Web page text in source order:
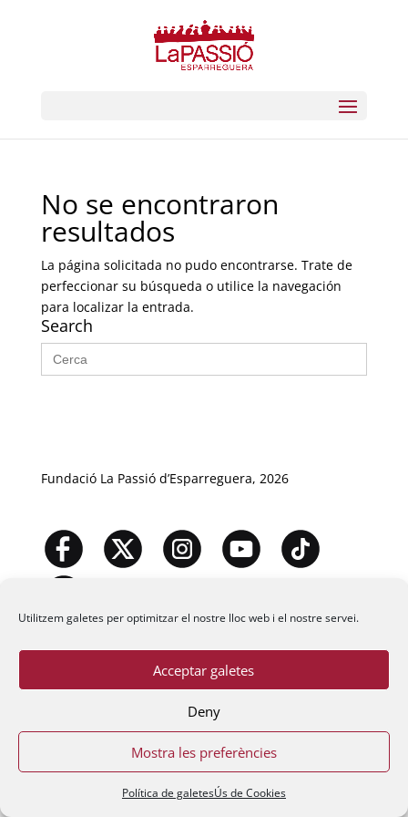
Utilitzem galetes per optimitzar el nostre lloc web i el nostre servei.
Acceptar galetes
Deny
Mostra les preferències
Política de galetesÚs de Cookies
No se encontraron
resultados
La página solicitada no pudo encontrarse. Trate de
perfeccionar su búsqueda o utilice la navegación
para localizar la entrada.
Search
Buscar:
Fundació La Passió d’Esparreguera, 2026